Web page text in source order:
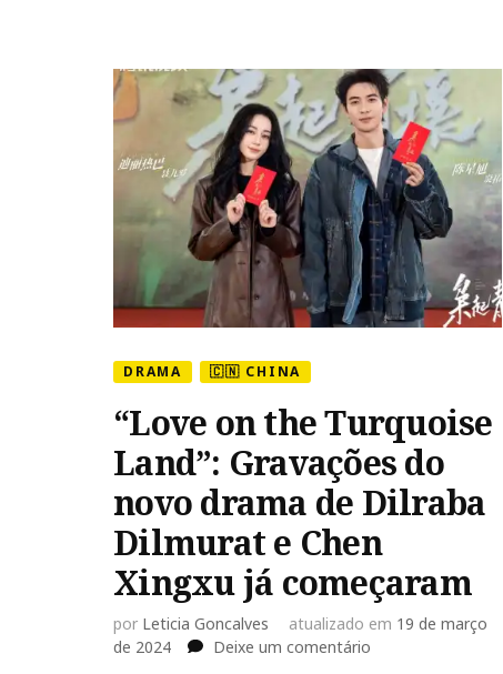
DRAMA 🇨🇳 CHINA
“Love on the Turquoise
Land”: Gravações do
novo drama de Dilraba
Dilmurat e Chen
Xingxu já começaram
por Leticia Goncalves atualizado em 19 de março
de 2024
Deixe um comentário